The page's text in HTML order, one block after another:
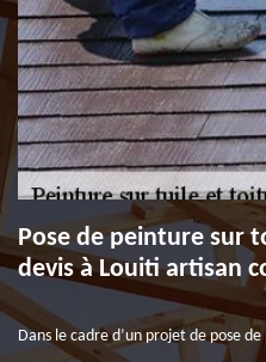
Pose de peinture sur
devis à Louiti artisan
Dans le cadre d’un projet de pose